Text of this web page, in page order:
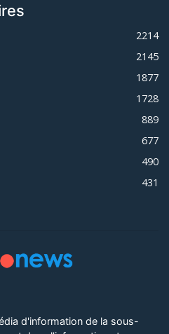
2214
2145
1877
1728
889
677
490
431
d'information de la sous-